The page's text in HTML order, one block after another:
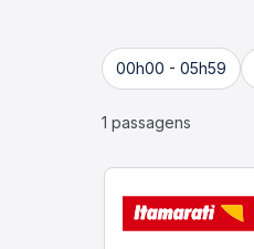
00h00 - 05h59
1 passagens